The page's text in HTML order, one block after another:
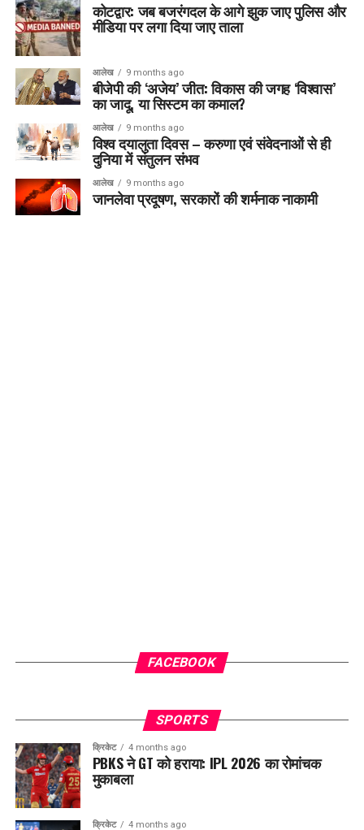
कोटद्वार: जब बजरंगदल के आगे झुक जाए पुलिस और
मीडिया पर लगा दिया जाए ताला
आलेख 9 months ago
बीजेपी की ‘अजेय’ जीत: विकास की जगह ‘विश्वास’
का जादू, या सिस्टम का कमाल?
आलेख 9 months ago
विश्व दयालुता दिवस – करुणा एवं संवेदनाओं से ही
दुनिया में संतुलन संभव
आलेख 9 months ago
जानलेवा प्रदूषण, सरकारों की शर्मनाक नाकामी
FACEBOOK
SPORTS
क्रिकेट 4 months ago
PBKS ने GT को हराया: IPL 2026 का रोमांचक
मुकाबला
क्रिकेट 4 months ago